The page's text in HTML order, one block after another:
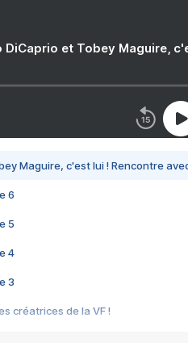
DiCaprio et Tobey Maguire,
Maguire, c'est lui ! Rencontre
6
5
4
3
créatrices de la VF !